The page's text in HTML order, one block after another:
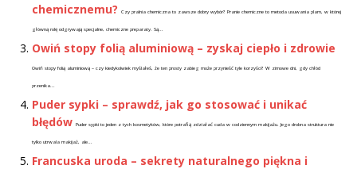
chemicznemu?
Czy pralnia chemiczna to zawsze dobry wybór? Pranie chemiczne to metoda usuwania plam, w której
główną rolę odgrywają specjalne, chemiczne preparaty. Są...
Owiń stopy folią aluminiową – zyskaj ciepło i zdrowie
Owiń stopy folią aluminiową – czy kiedykolwiek myślałeś, że ten prosty zabieg może przynieść tyle korzyści? W zimowe dni, gdy chłód
przenika...
Puder sypki – sprawdź, jak go stosować i unikać
błędów Puder sypki to jeden z tych kosmetyków, które potrafią zdziałać cuda w codziennym makijażu. Jego drobna struktura nie
tylko utrwala makijaż, ale...
Francuska uroda – sekrety naturalnego piękna i